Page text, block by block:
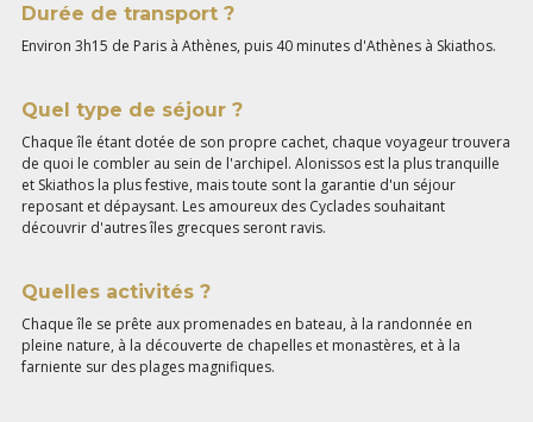
Durée de transport ?
Environ 3h15 de Paris à Athènes, puis 40 minutes d'Athènes à Skiathos.
Quel type de séjour ?
Chaque île étant dotée de son propre cachet, chaque voyageur trouvera
de quoi le combler au sein de l'archipel. Alonissos est la plus tranquille
et Skiathos la plus festive, mais toute sont la garantie d'un séjour
reposant et dépaysant. Les amoureux des Cyclades souhaitant
découvrir d'autres îles grecques seront ravis.
Quelles activités ?
Chaque île se prête aux promenades en bateau, à la randonnée en
pleine nature, à la découverte de chapelles et monastères, et à la
farniente sur des plages magnifiques.